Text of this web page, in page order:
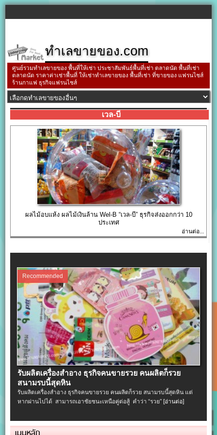
ทำเลขายของ.com
ศูนย์รวมทำเลขายของ พื้นที่ให้เช่า ประชาสัมพันธ์พื้นที่เช่า ตลาดนัด พื้นที่เช่า
ตลาดนัด ราคาค่าเช่าพื้นที่ ให้เช่าทำเลขายของ พื้นที่เช่า ที่ขายของ แฟรนไชส์
ร้านกาแฟ ธุรกิจแฟรนไชส์
เวล-บี
ผลไม้อบแห้ง ผลไม้เงินล้าน Wel-B “เวล-บี” ธุรกิจส่งออกกว่า 10
ประเทศ
อ่านต่อ...
Recommended
รับผลิตเครื่องสําอาง ธุรกิจคนขายรวย คนผลิตก็รวย
สนามรบนี้สุดหิน
รับผลิตเครื่องสําอาง ธุรกิจคนขายรวย คนผลิตก็รวย สนามรบนี้สุดหิน แต่
หากผ่านไปได้ สามารถเอาชัยชนะเหนือคู่ต่อสู้ คำว่า “รวย”[อ่านต่อ]